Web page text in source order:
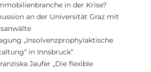
in der Krise?
an der Universität Graz mit
„Insolvenzprophylaktische
in Innsbruck“
Jaufer „Die flexible